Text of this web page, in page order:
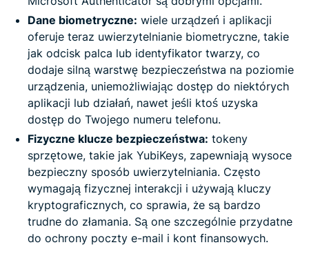
Dane biometryczne: wiele urządzeń i aplikacji
oferuje teraz uwierzytelnianie biometryczne, takie
jak odcisk palca lub identyfikator twarzy, co
dodaje silną warstwę bezpieczeństwa na poziomie
urządzenia, uniemożliwiając dostęp do niektórych
aplikacji lub działań, nawet jeśli ktoś uzyska
dostęp do Twojego numeru telefonu.
Fizyczne klucze bezpieczeństwa: tokeny
sprzętowe, takie jak YubiKeys, zapewniają wysoce
bezpieczny sposób uwierzytelniania. Często
wymagają fizycznej interakcji i używają kluczy
kryptograficznych, co sprawia, że są bardzo
trudne do złamania. Są one szczególnie przydatne
do ochrony poczty e-mail i kont finansowych.